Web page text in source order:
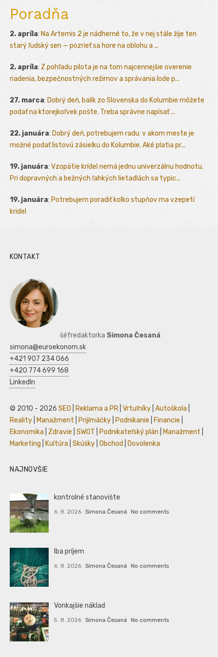
Poradňa
2. apríla: Na Artemis 2 je nádherné to, že v nej stále žije ten
starý ľudský sen — pozrieť sa hore na oblohu a ...
2. apríla: Z pohľadu pilota je na tom najcennejšie overenie
riadenia, bezpečnostných režimov a správania lode p...
27. marca: Dobrý deň, balík zo Slovenska do Kolumbie môžete
podať na ktorejkoľvek pošte. Treba správne napísať ...
22. januára: Dobrý deň, potrebujem radu: v akom meste je
možné podať listovú zásielku do Kolumbie. Aké platia pr...
19. januára: Vzopätie krídel nemá jednu univerzálnu hodnotu.
Pri dopravných a bežných ľahkých lietadlách sa typic...
19. januára: Potrebujem poradiť kolko stupňov ma vzepetí
kridel
KONTAKT
šéfredaktorka Simona Česaná
simona@euroekonom.sk
+421 907 234 066
+420 774 699 168
LinkedIn
© 2010 - 2026 SEO Reklama a PR Vrtuľníky Autoškola
Reality
Manažment Prijímáčky Podnikanie Financie
Ekonomika
Zdravie SWOT Podnikateľský plán Manažment
Marketing
Kultúra Skúšky Obchod Dovolenka
NAJNOVŠIE
kontrolné stanovište
6. 8. 2026 Simona Česaná No comments
Iba príjem
6. 8. 2026 Simona Česaná No comments
Vonkajšie náklad
5. 8. 2026 Simona Česaná No comments